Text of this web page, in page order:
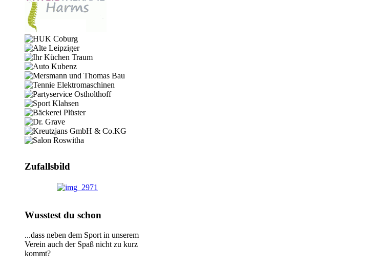
Zufallsbild
Wusstest du schon
...dass neben dem Sport in unserem
Verein auch der Spaß nicht zu kurz
kommt?